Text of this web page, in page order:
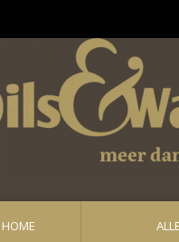
HOME